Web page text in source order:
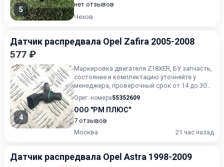
5
нет отзывов
Чехов
Датчик распредвала Opel Zafira 2005-2008
577 ₽
4
Маркировка двигателя Z18XER, БУ запчасть,
состояние и комплектацию уточняйте у
менеджера, проверочный срок от 14 до 30
дней.
Ориг. номера55352609
ООО "РМ ПЛЮС"
7 отзывов
Москва
21 час назад
Датчик распредвала Opel Astra 1998-2009